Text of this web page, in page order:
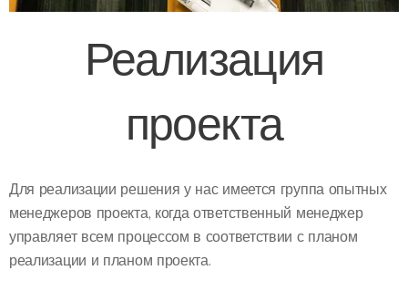
Реализация
проекта
Для реализации решения у нас имеется группа опытных
менеджеров проекта, когда ответственный менеджер
управляет всем процессом в соответствии с планом
реализации и планом проекта.